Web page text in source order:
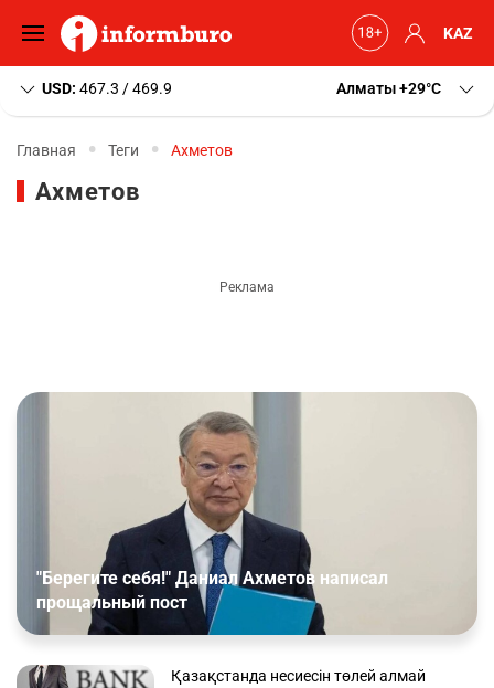
KAZ
USD: 467.3 / 469.9 Алматы+29 C
Главная Теги Ахметов
Ахметов
"Берегите себя!" Даниал Ахметов написал
прощальный пост
Қазақстанда несиесін төлей алмай